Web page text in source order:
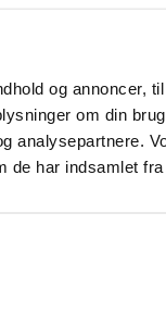
og annoncer,
om din
analysepartnere.
de har indsamlet
så skriv til